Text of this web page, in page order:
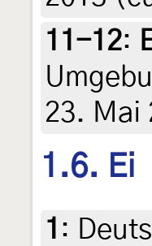
11-12:
23. Mai
1.6. Ei
1 :